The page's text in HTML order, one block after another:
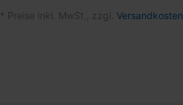
* Preise inkl. MwSt., zzgl. Versandkosten